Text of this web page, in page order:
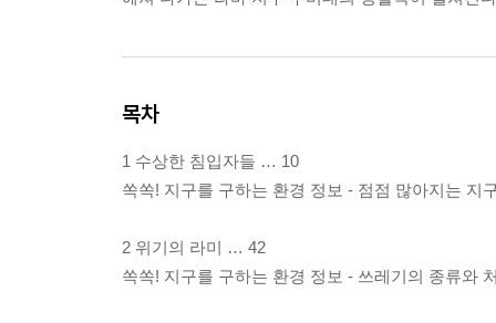
목차
1 수상한 침입자들 … 10
쏙쏙! 지구를 구하는 환경 정보 - 점점 많아지는 지
2 위기의 라미 … 42
쏙쏙! 지구를 구하는 환경 정보 - 쓰레기의 종류와